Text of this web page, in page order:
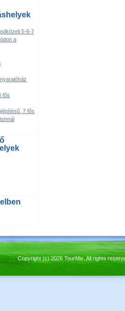
5-6-7
a
fős
7 fős
Copyright (c) 2026 TourMix. All rights